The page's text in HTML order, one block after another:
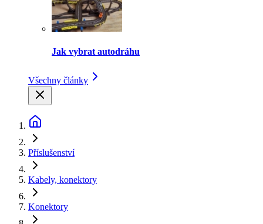
Jak vybrat autodráhu
Všechny články
Příslušenství
Kabely, konektory
Konektory